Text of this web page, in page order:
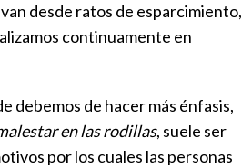
desde ratos de esparcimiento,
continuamente en
debemos de hacer más énfasis,
en las rodillas, suele ser
por los cuales las personas